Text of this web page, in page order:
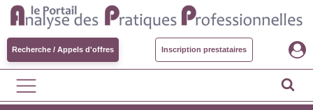
Recherche / Appels d'offres Inscription prestataires